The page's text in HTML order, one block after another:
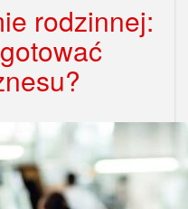
rodzinnej: